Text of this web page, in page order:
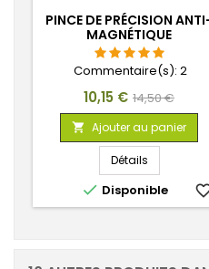
PINCE DE PRÉCISION
MAGNÉTIQUE
Commentaire(s): 2
Prix
10,15 € Prix
de
base
14,50 €
 Ajouter au panier
Détails
 Disponible